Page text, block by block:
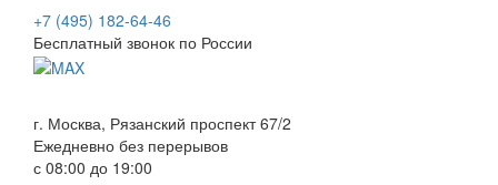
+7 (495) 182-64-46
Бесплатный звонок по России
г. Москва, Рязанский проспект 67/2
Ежедневно без перерывов
с 08:00 до 19:00